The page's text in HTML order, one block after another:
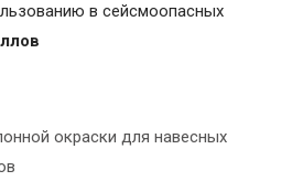
в сейсмоопасных
окраски для навесных